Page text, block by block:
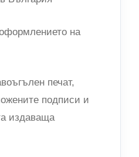
на
печат,
подписи и
издаваща